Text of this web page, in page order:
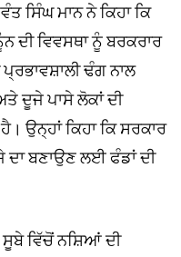
ਸਿੰਘ ਮਾਨ ਨੇ ਕਿਹਾ ਕਿ
ਦੀ ਵਿਵਸਥਾ ਨੂੰ ਬਰਕਰਾਰ
ਢੰਗ ਨਾਲ
ਦੂਜੇ ਪਾਸੇ ਲੋਕਾਂ ਦੀ
ਉਨ੍ਹਾਂ ਕਿਹਾ ਕਿ ਸਰਕਾਰ
ਬਣਾਉਣ ਲਈ ਫੰਡਾਂ ਦੀ
ਵਿੱਚੋਂ ਨਸ਼ਿਆਂ ਦੀ